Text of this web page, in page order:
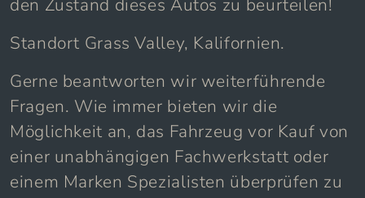
Bitte studieren Sie alle Fotos genau, um
den Zustand dieses Autos zu beurteilen!
Standort Grass Valley, Kalifornien.
Gerne beantworten wir weiterführende
Fragen. Wie immer bieten wir die
Möglichkeit an, das Fahrzeug vor Kauf von
einer unabhängigen Fachwerkstatt oder